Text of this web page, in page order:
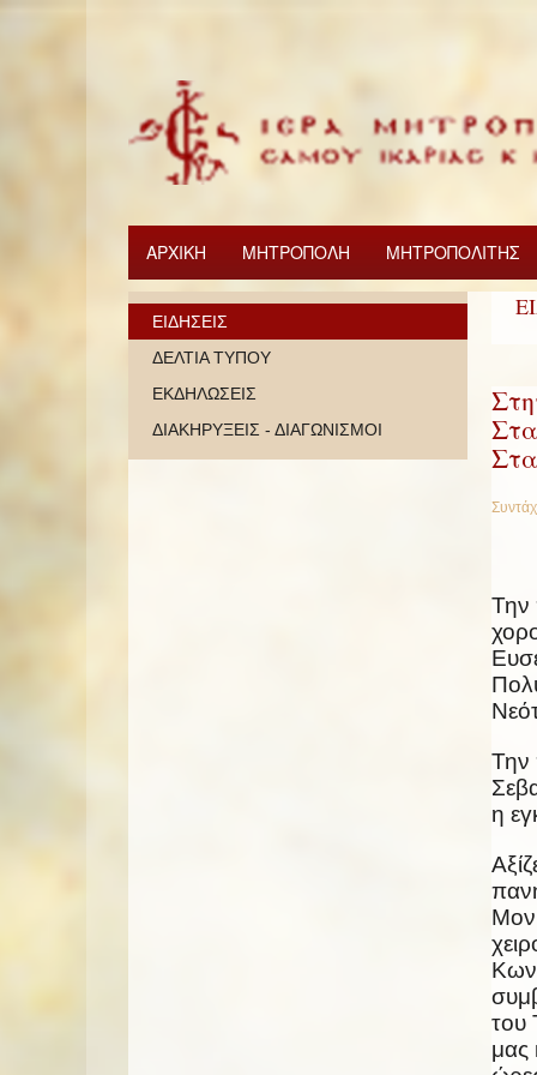
ΑΡΧΙΚΗ ΜΗΤΡΟΠΟΛΗ ΜΗΤΡΟΠΟΛΙΤΗΣ
Την
Την
η
του
μας
ΕΙΔΗΣΕΙΣ
ΔΕΛΤΙΑ ΤΥΠΟΥ
ΕΚΔΗΛΩΣΕΙΣ
ΔΙΑΚΗΡΥΞΕΙΣ - ΔΙΑΓΩΝΙΣΜΟΙ